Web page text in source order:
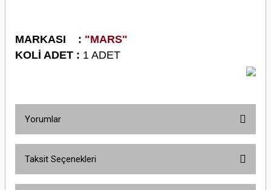
MARKASI : "MARS"
KOLİ ADET : 1 ADET
Yorumlar
Taksit Seçenekleri